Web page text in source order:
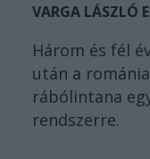
VARGA LÁSZLÓ
Három és fél
után a
rábólintana
rendszerre.